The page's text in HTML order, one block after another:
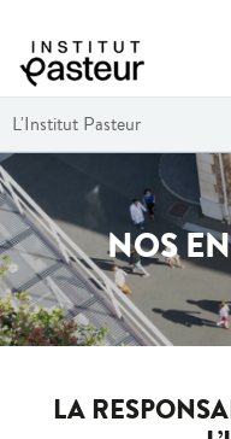
L'Institut Pasteur
NOS
LA